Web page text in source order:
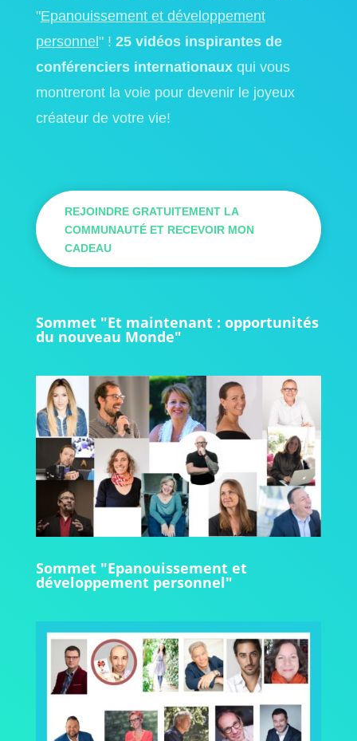
"Epanouissement et développement
personnel " ! 25 vidéos inspirantes de
conférenciers internationauxqui vous
montreront la voie pour devenir le joyeux
créateur de votre vie!
REJOINDRE GRATUITEMENT LA
COMMUNAUTÉ ET RECEVOIR MON
CADEAU
Sommet "Et maintenant : opportunités
du nouveau Monde"
Sommet "Epanouissement et
développement personnel"